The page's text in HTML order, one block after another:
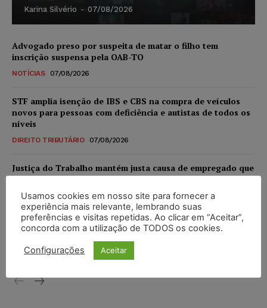
Karina Silvério - 07/08/2026
Advogado preso por suspeita de matar o filho tem
inscrição suspensa pela OAB-TO
NOTÍCIAS 07/08/2026
STF amplia isenção de IBS e CBS na compra de veículos
novos para pessoas com deficiência e autistas de todos os
níveis
DIREITO TRIBUTÁRIO 07/08/2026
Justiça do Trabalho mantém justa causa de empregado que
vendia canetas emagrecedoras no local de trabalho
NOTÍCIAS 07/08/2026
Justiça de SP decreta prisão de suspeito investigado na
morte de advogado
NOTÍCIAS 07/08/2026
Usamos cookies em nosso site para fornecer a
experiência mais relevante, lembrando suas
preferências e visitas repetidas. Ao clicar em “Aceitar”,
concorda com a utilização de TODOS os cookies.
Configurações Aceitar